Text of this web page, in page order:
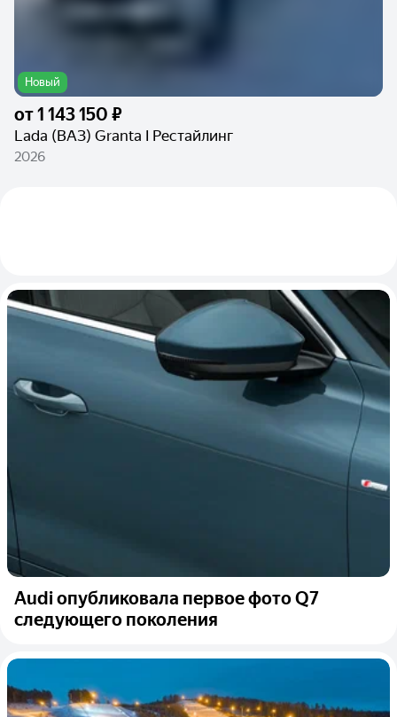
Новый
от1 143 150 ₽
Lada (ВАЗ) Granta I Рестайлинг
2026
Audi опубликовала первое фото Q7
следующего поколения